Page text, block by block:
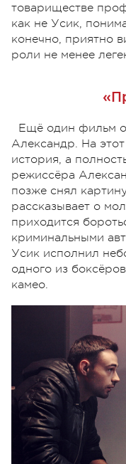
товариществе
как не Усик,
конечно, приятно
роли не менее
Ещё один фильм о
Александр. На
история, а
режиссёра
позже снял
рассказывает о
приходится
криминальными
Усик исполнил
одного из
камео.